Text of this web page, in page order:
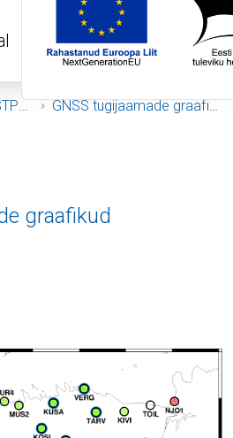
GNSS tugijaamade graafikud
graafikud